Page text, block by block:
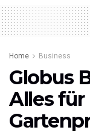
Home Business
Globus
Alles für